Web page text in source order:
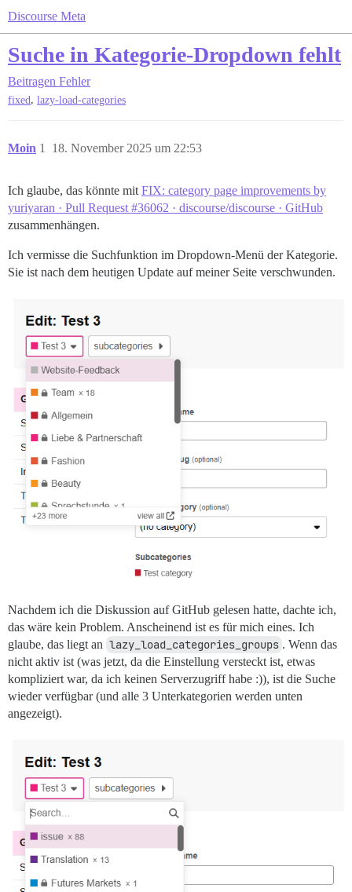
Discourse Meta
Suche in Kategorie-Dropdown fehlt
Beitragen Fehler
fixed, lazy-load-categories
Moin 18. November 2025 um 22:53
1
Ich glaube, das könnte mit FIX: category page improvements by
yuriyaran · Pull Request #36062 · discourse/discourse · GitHub
zusammenhängen.
Ich vermisse die Suchfunktion im Dropdown-Menü der Kategorie.
Sie ist nach dem heutigen Update auf meiner Seite verschwunden.
Nachdem ich die Diskussion auf GitHub gelesen hatte, dachte ich,
das wäre kein Problem. Anscheinend ist es für mich eines. Ich
glaube, das liegt an lazy_load_categories_groups . Wenn das
nicht aktiv ist (was jetzt, da die Einstellung versteckt ist, etwas
kompliziert war, da ich keinen Serverzugriff habe :)), ist die Suche
wieder verfügbar (und alle 3 Unterkategorien werden unten
angezeigt).